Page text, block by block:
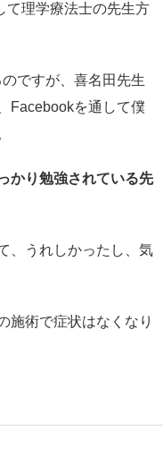
て理学療法士の先生方
ですが、喜名田先生
Facebookを通して僕
かり勉強されている先
、うれしかったし、気
施術で症状はなくなり